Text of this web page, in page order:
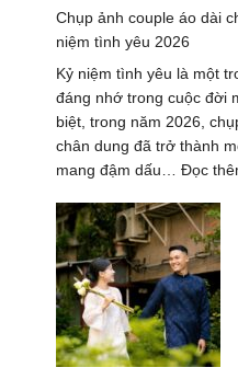
Hồ
Chí
Minh
–
Trend
hot
2026
Chụp ảnh couple áo dài
niệm tình yêu 2026
Kỷ niệm tình yêu là một
đáng nhớ trong cuộc đời
biệt, trong năm 2026,
chân dung đã trở thành
mang đậm dấu… Đọc